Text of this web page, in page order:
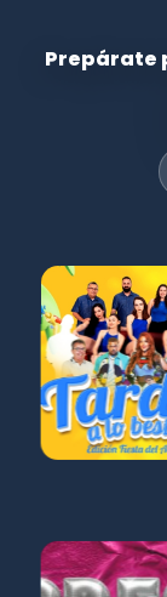
Prepárate